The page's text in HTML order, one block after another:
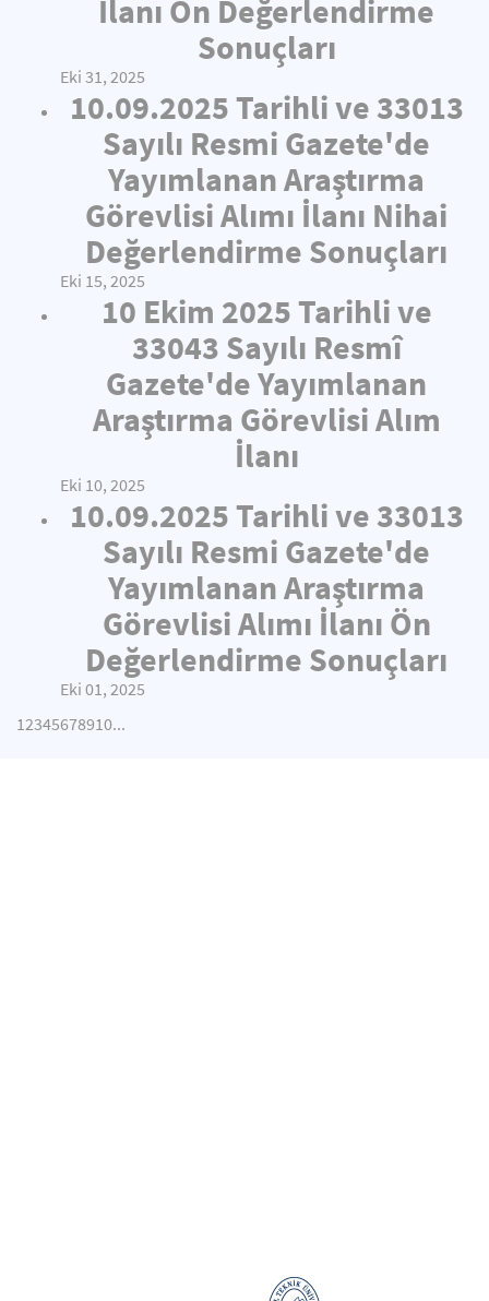
İlanı Ön Değerlendirme
Sonuçları
Eki 31, 2025
10.09.2025 Tarihli ve 33013
Sayılı Resmi Gazete'de
Yayımlanan Araştırma
Görevlisi Alımı İlanı Nihai
Değerlendirme Sonuçları
Eki 15, 2025
10 Ekim 2025 Tarihli ve
33043 Sayılı Resmî
Gazete'de Yayımlanan
Araştırma Görevlisi Alım
İlanı
Eki 10, 2025
10.09.2025 Tarihli ve 33013
Sayılı Resmi Gazete'de
Yayımlanan Araştırma
Görevlisi Alımı İlanı Ön
Değerlendirme Sonuçları
Eki 01, 2025
12345678910...